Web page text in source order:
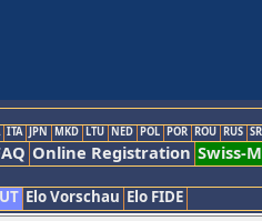
ITA JPN MKD LTU NED POL POR ROU RUS
Online Registration Swiss-
Elo Vorschau Elo FIDE